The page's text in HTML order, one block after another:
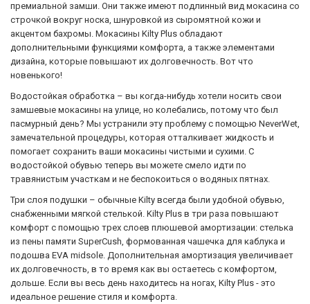
премиальной замши. Они также имеют подлинный вид мокасина со
строчкой вокруг носка, шнуровкой из сыромятной кожи и
акцентом бахромы. Мокасины Kilty Plus обладают
дополнительными функциями комфорта, а также элементами
дизайна, которые повышают их долговечность. Вот что
новенького!
Водостойкая обработка – вы когда-нибудь хотели носить свои
замшевые мокасины на улице, но колебались, потому что был
пасмурный день? Мы устранили эту проблему с помощью NeverWet,
замечательной процедуры, которая отталкивает жидкость и
помогает сохранить ваши мокасины чистыми и сухими. С
водостойкой обувью теперь вы можете смело идти по
травянистым участкам и не беспокоиться о водяных пятнах.
Три слоя подушки – обычные Kilty всегда были удобной обувью,
снабженными мягкой стелькой. Kilty Plus в три раза повышают
комфорт с помощью трех слоев плюшевой амортизации: стелька
из пены памяти SuperCush, формованная чашечка для каблука и
подошва EVA midsole. Дополнительная амортизация увеличивает
их долговечность, в то время как вы остаетесь c комфортом,
дольше. Если вы весь день находитесь на ногах, Kilty Plus - это
идеальное решение стиля и комфорта.